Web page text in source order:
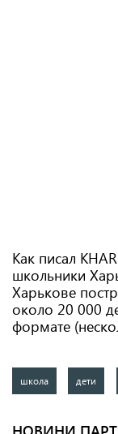
Как писал
школьники
Харькове
около 20 000
формате
школа дети